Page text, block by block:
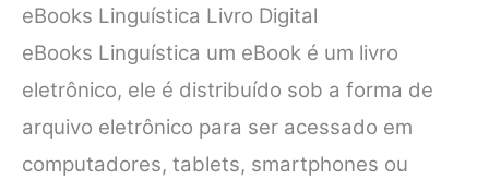
eBooks Linguística Livro Digital
eBooks Linguística um eBook é um livro
eletrônico, ele é distribuído sob a forma de
arquivo eletrônico para ser acessado em
computadores, tablets, smartphones ou